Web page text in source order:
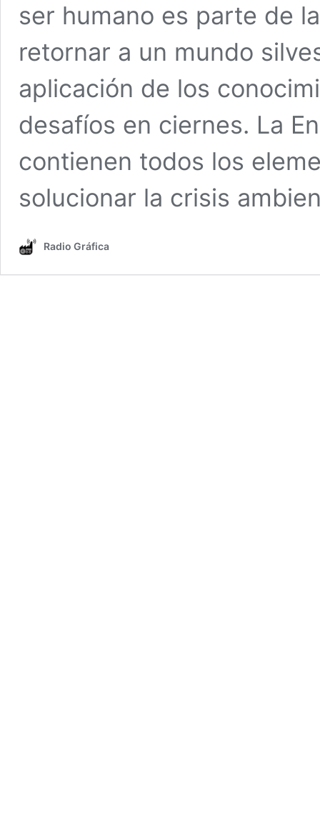
ser humano es parte de
retornar a un mundo
aplicación de los
desafíos en ciernes. La
contienen todos los
solucionar la crisis
Radio Gráfica